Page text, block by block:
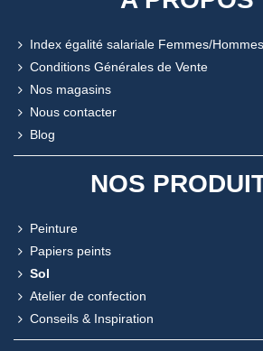
Index égalité salariale Femmes/Hommes
Conditions Générales de Vente
Nos magasins
Nous contacter
Blog
NOS
Peinture
Papiers peints
Sol
Atelier de confection
Conseils & Inspiration